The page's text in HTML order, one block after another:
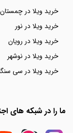
خرید ویلا در چمستان
خرید ویلا در نور
خرید ویلا در رویان
خرید ویلا در نوشهر
خرید ویلا در سی
ما را در شبکه های